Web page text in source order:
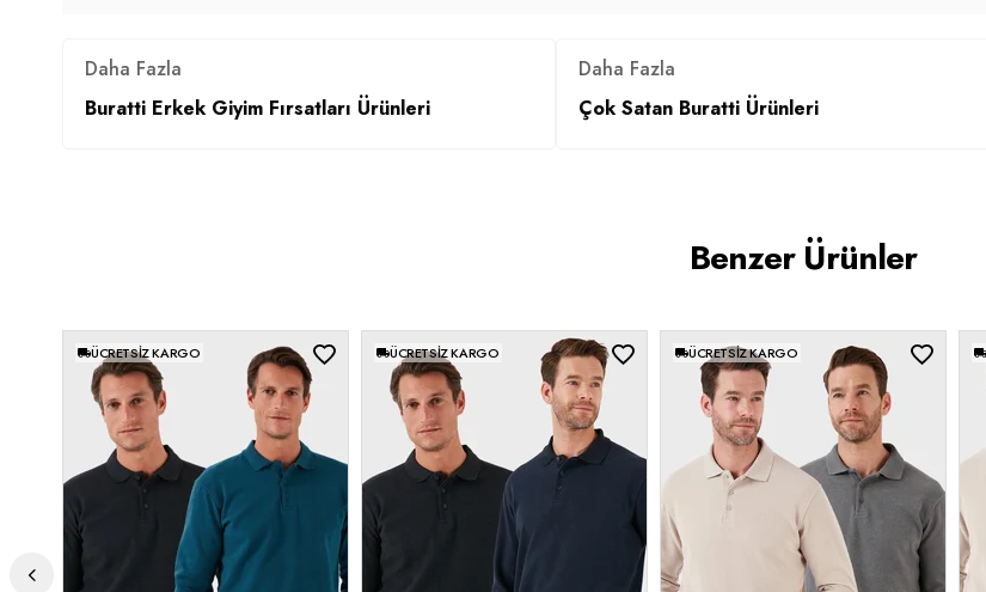
Daha Fazla
Buratti Erkek Giyim Fırsatları Ürünleri
Daha Fazla
Çok Satan Buratti Ürünleri
Benzer Ürünler
ÜCRETSIZ KARGO ÜCRETSIZ KARGO ÜCRETSIZ KARGO